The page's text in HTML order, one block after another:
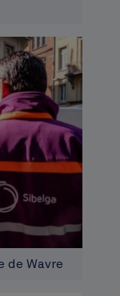
de Wavre